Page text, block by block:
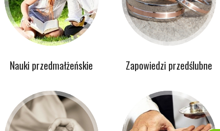
Nauki przedmałżeńskie Zapowiedzi przedślubne